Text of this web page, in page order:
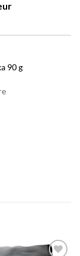
90 g